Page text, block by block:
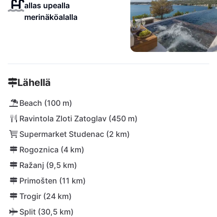
allas upealla
merinäköalalla
Lähellä
Beach (100 m)
Ravintola Zloti Zatoglav (450 m)
Supermarket Studenac (2 km)
Rogoznica (4 km)
Ražanj (9,5 km)
Primošten (11 km)
Trogir (24 km)
Split (30,5 km)